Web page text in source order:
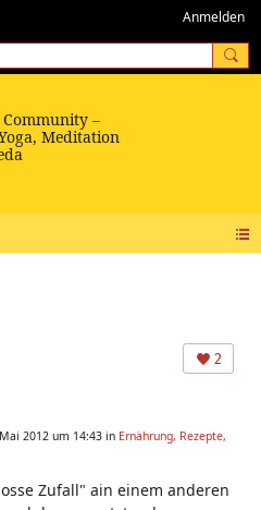
Anmelden
2
2012 um 14:43 in Ernährung, Rezepte,
Zufall" ain einem anderen